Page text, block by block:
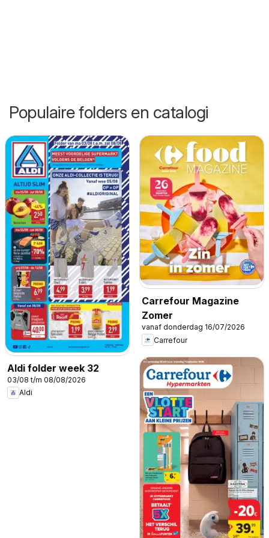
Populaire folders en catalogi
Aldi folder week 32
03/08 t/m 08/08/2026
Aldi
Carrefour Magazine
Zomer
vanaf donderdag 16/07/2026
Carrefour